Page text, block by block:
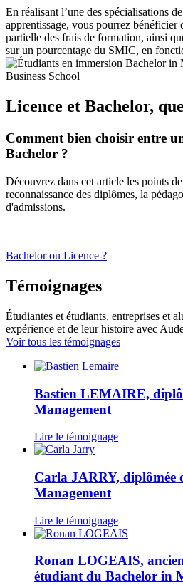
En réalisant l’une des spécialisations
apprentissage, vous pourrez bénéficier
partielle des frais de formation, ainsi
sur un pourcentage du SMIC, en
Licence et Bachelor,
Comment bien choisir entre
Bachelor ?
Découvrez dans cet article les points
reconnaissance des diplômes, la
d'admissions.
Bachelor ou Licence ?
Témoignages
Étudiantes et étudiants, entreprises et
expérience et de leur histoire avec
Voir tous les témoignages
Bastien LEMAIRE,
Management
Lire le témoignage
Carla JARRY, diplômée
Management
Lire le témoignage
Ronan LOGEAIS,
étudiant du Bachelor in